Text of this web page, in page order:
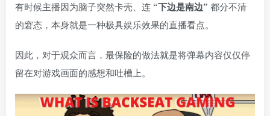
有时候主播因为脑子突然卡壳、连 “下边是南边” 都分不清
的窘态，本身就是一种极具娱乐效果的直播看点。
因此，对于观众而言，最保险的做法就是将弹幕内容仅仅停
留在对游戏画面的感想和吐槽上。